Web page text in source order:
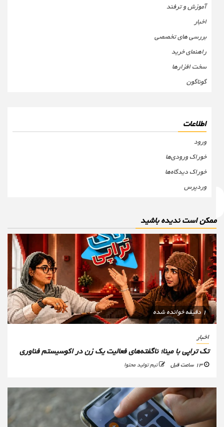
آموزش و ترفند
اخبار
بررسی های تخصصی
راهنمای خرید
سخت افزارها
گوناگون
اطلاعات
ورود
خوراک ورودی‌ها
خوراک دیدگاه‌ها
وردپرس
است ندیده باشید
1 دقیقه خوانده شده
اخبار
تک تراپی با مینا؛ ناگفته‌های فعالیت یک زن در اکوسیستم فناوری
تیم تولید محتوا